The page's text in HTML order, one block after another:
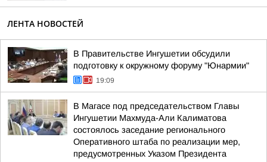
ЛЕНТА НОВОСТЕЙ
В Правительстве Ингушетии обсудили
подготовку к окружному форуму "Юнармии"
19:09
В Магасе под председательством Главы
Ингушетии Махмуда-Али Калиматова
состоялось заседание регионального
Оперативного штаба по реализации мер,
предусмотренных Указом Президента